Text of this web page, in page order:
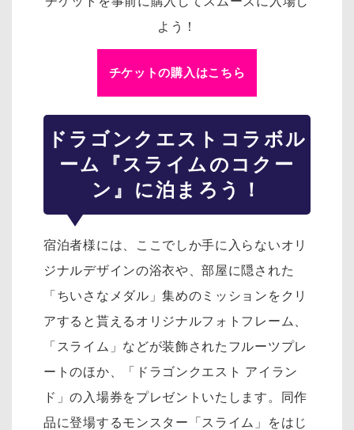
よう！
チケットの購入はこちら
ドラゴンクエスト コラボル
ーム『スライムのコクー
ン』に泊まろう！
宿泊者様には、ここでしか手に入らないオリ
ジナルデザインの浴衣や、部屋に隠された
「ちいさなメダル」集めのミッションをクリ
アすると貰えるオリジナルフォトフレーム、
「スライム」などが装飾されたフルーツプレ
ートのほか、「ドラゴンクエスト アイラン
ド」の入場券をプレゼントいたします。同作
品に登場するモンスター「スライム」をはじ